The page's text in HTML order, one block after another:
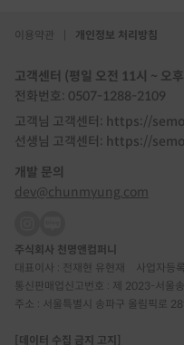
이용약관 개인정보 처리방침
고객센터 (평일 오전 11시 ~ 오
전화번호: 0507-1288-2109
고객님 고객센터: https://
선생님 고객센터: https://
개발 문의
dev@chunmyung.com
주식회사 천명앤컴퍼니
대표이사 : 전재현 유현재 사업자등
통신판매업신고번호 : 제 2023-서울
주소 : 서울특별시 송파구 올림픽로
[데이터 수집 금지 고지]